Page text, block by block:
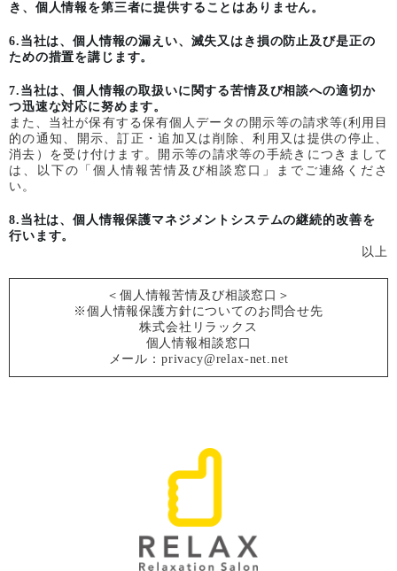
き、個人情報を第三者に提供することはありません。
6.当社は、個人情報の漏えい、滅失又はき損の防止及び是正の
ための措置を講じます。
7.当社は、個人情報の取扱いに関する苦情及び相談への適切か
つ迅速な対応に努めます。
また、当社が保有する保有個人データの開示等の請求等(利用目
的の通知、開示、訂正・追加又は削除、利用又は提供の停止、
消去）を受け付けます。開示等の請求等の手続きにつきまして
は、以下の「個人情報苦情及び相談窓口」までご連絡くださ
い。
8.当社は、個人情報保護マネジメントシステムの継続的改善を
行います。
以上
＜個人情報苦情及び相談窓口＞
※個人情報保護方針についてのお問合せ先
株式会社リラックス
個人情報相談窓口
メール：privacy@relax-net.net